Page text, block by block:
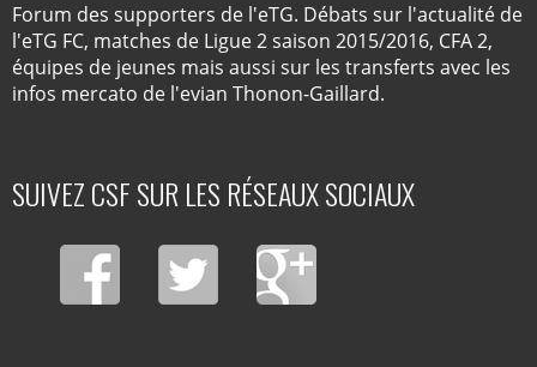
Forum des supporters de l'eTG. Débats sur l'actualité de
l'eTG FC, matches de Ligue 2 saison 2015/2016, CFA 2,
équipes de jeunes mais aussi sur les transferts avec les
infos mercato de l'evian Thonon-Gaillard.
SUIVEZ CSF SUR LES RÉSEAUX SOCIAUX